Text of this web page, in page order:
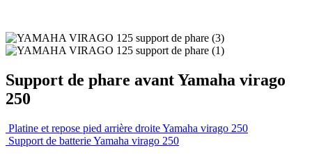
Support de phare avant Yamaha virago
250
Platine et repose pied arrière droite Yamaha virago 250
Support de batterie Yamaha virago 250